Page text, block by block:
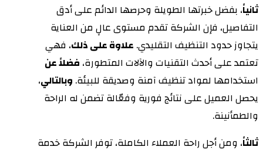
ثانياً، بفضل خبرتها الطويلة وحرصها الدائم على أدق
التفاصيل، فإن الشركة تقدم مستوى عالٍ من العناية
يتجاوز حدود التنظيف التقليدي. علاوة على ذلك، فهي
تعتمد على أحدث التقنيات والآلات المتطورة، فضلاً عن
استخدامها لمواد تنظيف آمنة وصديقة للبيئة. وبالتالي،
يحصل العميل على نتائج فورية وفعّالة تضمن له الراحة
والطمأنينة.
ثالثاً، ومن أجل راحة العملاء الكاملة، توفر الشركة خدمة